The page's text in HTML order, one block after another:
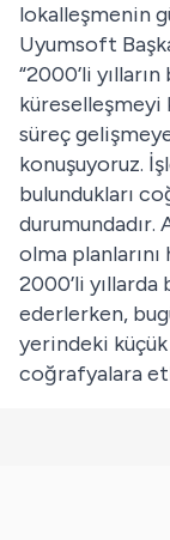
lokalleşmenin
Uyumsoft
“2000’li
süreç
konuşuyoruz.
bulundukları
durumundadır.
olma
2000’li
ederlerken,
yerindeki
coğrafyalara